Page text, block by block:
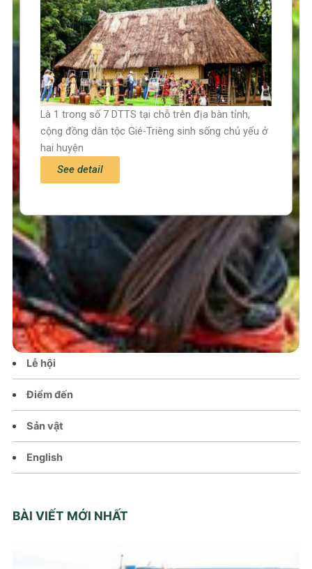
Trang chủ
Tin tức – Sự kiện
Chính sách
Văn hoá – Đời sống
Lễ hội
Điểm đến
Sản vật
English
BÀI VIẾT MỚI NHẤT
Là 1 trong số 7 DTTS tại chỗ trên địa bàn tỉnh,
cộng đồng dân tộc Gié-Triêng sinh sống chủ yếu ở
hai huyện
See detail